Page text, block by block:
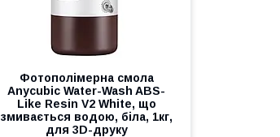
Фотополімерна смола
Anycubic Water-Wash ABS-
Like Resin V2 White, що
змивається водою, біла, 1кг,
для 3D-друку